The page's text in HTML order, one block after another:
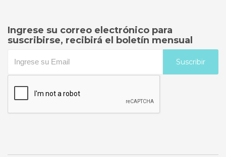
Ingrese su correo electrónico para
suscribirse, recibirá el boletín mensual
Suscribir